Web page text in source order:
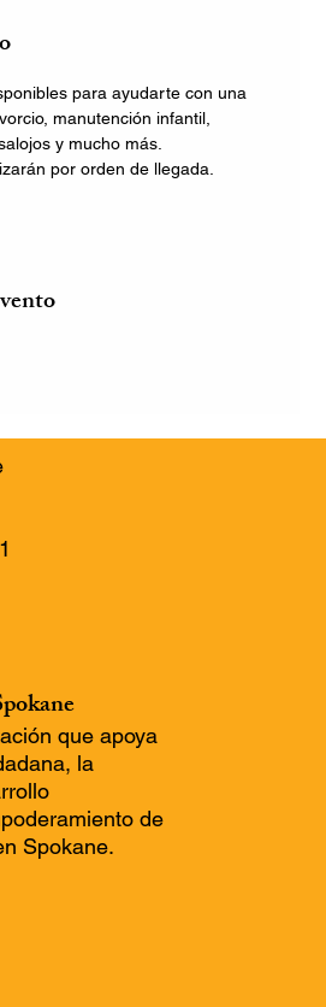
para ayudarte con una
manutención infantil,
y mucho más.
por orden de llegada.
que apoya
la
de
Spokane.